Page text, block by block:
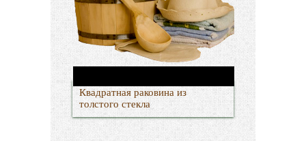
Квадратная раковина из
толстого стекла